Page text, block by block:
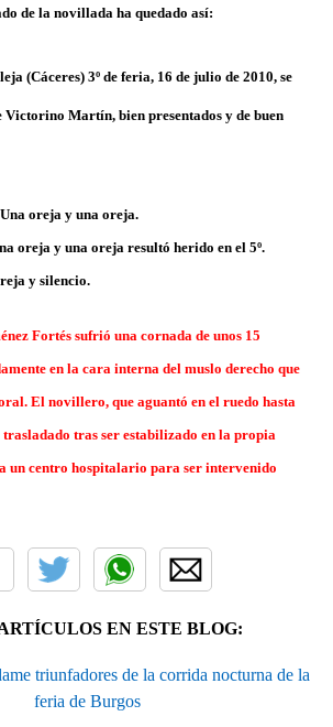
de la novillada ha quedado así:
(Cáceres) 3º de feria, 16 de julio de 2010, se
Martín, bien presentados y de buen
oreja y una oreja.
oreja y una oreja resultó herido en el 5º.
y silencio.
Fortés sufrió una cornada de unos 15
en la cara interna del muslo derecho que
El novillero, que aguantó en el ruedo hasta
tras ser estabilizado en la propia
un centro hospitalario para ser intervenido
EN ESTE BLOG:
triunfadores de la corrida nocturna de la
feria de Burgos